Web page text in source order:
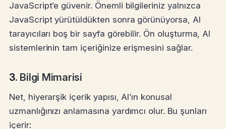
JavaScript’e güvenir. Önemli bilgileriniz yalnızca
JavaScript yürütüldükten sonra görünüyorsa, AI
tarayıcıları boş bir sayfa görebilir. Ön oluşturma, AI
sistemlerinin tam içeriğinize erişmesini sağlar.
3. Bilgi Mimarisi
Net, hiyerarşik içerik yapısı, AI’ın konusal
uzmanlığınızı anlamasına yardımcı olur. Bu şunları
içerir: